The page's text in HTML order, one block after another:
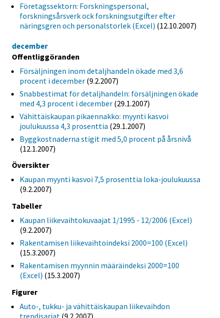
Företagssektorn: Forskningspersonal,
forskningsårsverk ock forskningsutgifter efter
näringsgren och personalstorlek (Excel) (12.10.2007)
december
Offentliggöranden
Försäljningen inom detaljhandeln ökade med 3,6
procent i december (9.2.2007)
Snabbestimat för detaljhandeln: försäljningen ökade
med 4,3 procent i december (29.1.2007)
Vähittäiskaupan pikaennakko: myynti kasvoi
joulukuussa 4,3 prosenttia (29.1.2007)
Byggkostnaderna stigit med 5,0 procent på årsnivå
(12.1.2007)
Översikter
Kaupan myynti kasvoi 7,5 prosenttia loka-joulukuussa
(9.2.2007)
Tabeller
Kaupan liikevaihtokuvaajat 1/1995 - 12/2006 (Excel)
(9.2.2007)
Rakentamisen liikevaihtoindeksi 2000=100 (Excel)
(15.3.2007)
Rakentamisen myynnin määräindeksi 2000=100
(Excel) (15.3.2007)
Figurer
Auto-, tukku- ja vähittäiskaupan liikevaihdon